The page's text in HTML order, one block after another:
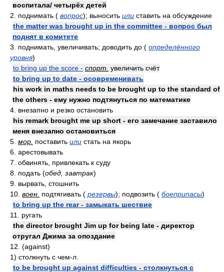
воспитала/ четырёх детей
2. поднимать ( вопрос); выносить или ставить на обсуждение
the matter was brought up in the committee - вопрос был
поднят в комитете
3. поднимать, увеличивать; доводить до ( определённого
уровня)
to bring up the score - спорт. увеличить счёт
to bring up to date - осовременивать
his work in maths needs to be brought up to the standard of
the others - ему нужно подтянуться по математике
4. внезапно и резко остановить
his remark brought me up short - его замечание заставило
меня внезапно остановиться
5. мор. поставить или стать на якорь
6. арестовывать
7. обвинять, привлекать к суду
8. подать (обед, завтрак)
9. вырвать, стошнить
10. воен. подтягивать ( резервы); подвозить ( боеприпасы)
to bring up the rear - замыкать шествие
11. ругать
the director brought Jim up for being late - директор
отругал Джима за опоздание
12. (against)
1) столкнуть с чем-л.
to be brought up against difficulties - столкнуться с